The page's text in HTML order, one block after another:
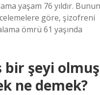
yaşam 76 yıldır.
göre, şizofreni
ömrü 61 yaşında
bir şeyi
ne demek?